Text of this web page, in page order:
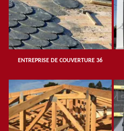
ENTREPRISE DE COUVERTURE 36